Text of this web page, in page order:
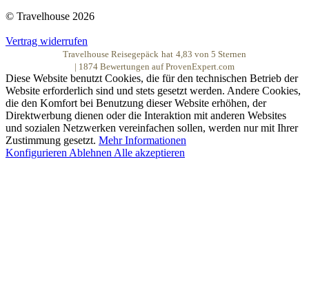
© Travelhouse 2026
Vertrag widerrufen
Travelhouse Reisegepäck hat 4,83 von 5 Sternen
1874 Bewertungen auf ProvenExpert.com
Diese Website benutzt Cookies, die für den technischen Betrieb der
Website erforderlich sind und stets gesetzt werden. Andere Cookies,
die den Komfort bei Benutzung dieser Website erhöhen, der
Direktwerbung dienen oder die Interaktion mit anderen Websites
und sozialen Netzwerken vereinfachen sollen, werden nur mit Ihrer
Zustimmung gesetzt. Mehr Informationen
Konfigurieren Ablehnen Alle akzeptieren